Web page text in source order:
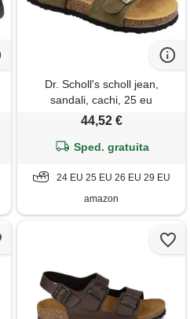
Dr. Scholl's scholl jean,
sandali, cachi, 25 eu
44,52 €
Sped. gratuita
24 EU 25 EU 26 EU 29 EU
amazon